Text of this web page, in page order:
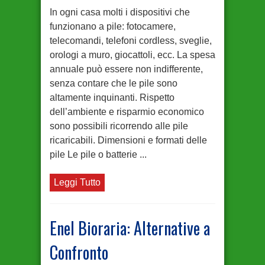
In ogni casa molti i dispositivi che
funzionano a pile: fotocamere,
telecomandi, telefoni cordless, sveglie,
orologi a muro, giocattoli, ecc. La spesa
annuale può essere non indifferente,
senza contare che le pile sono
altamente inquinanti. Rispetto
dell’ambiente e risparmio economico
sono possibili ricorrendo alle pile
ricaricabili. Dimensioni e formati delle
pile Le pile o batterie ...
Leggi Tutto
Enel Bioraria: Alternative a
Confronto